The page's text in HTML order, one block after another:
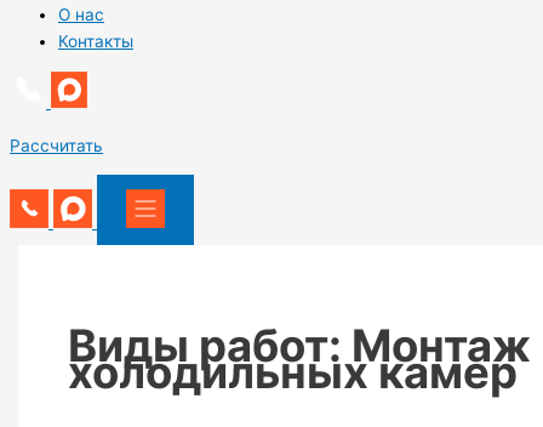
О нас
Контакты
Рассчитать
Виды работ: Монтаж
холодильных камер